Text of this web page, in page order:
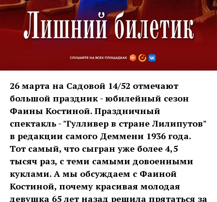
26 марта на Садовой 14/52 отмечают
большой праздник - юбилейный сезон
Фаины Костиной. Праздничный
спектакль - "Гулливер в стране Лилипутов"
в редакции самого Деммени 1936 года.
Тот самый, что сыгран уже более 4,5
тысяч раз, с теми самыми довоенными
куклами. А мы обсуждаем с Фаиной
Костиной, почему красивая молодая
девушка 65 лет назад решила прятаться за